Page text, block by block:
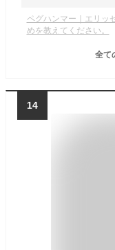
ペグハンマー｜エリッ
めを教えてください。
全て
14